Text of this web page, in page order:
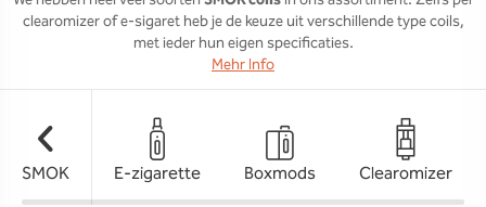
Clearomizer
Coils
Akkus
Base
Driptips
Akkus
Ladegeräte
Ersatzgläser
Wick & Coils
Liquid Flaschen
clearomizer of e-sigaret heb je de keuze uit verschillende type coils,
met ieder hun eigen specificaties.
Mehr Info
SMOK E-zigarette Boxmods Clearomizer